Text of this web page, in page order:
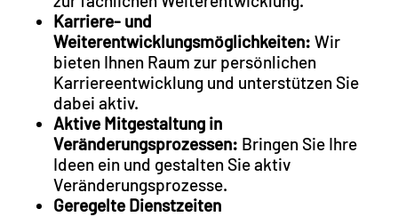
Karriere- und
Weiterentwicklungsmöglichkeiten: Wir
bieten Ihnen Raum zur persönlichen
Karriereentwicklung und unterstützen Sie
dabei aktiv.
Aktive Mitgestaltung in
Veränderungsprozessen: Bringen Sie Ihre
Ideen ein und gestalten Sie aktiv
Veränderungsprozesse.
Geregelte Dienstzeiten